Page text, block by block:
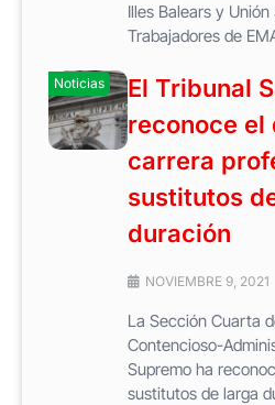
Illes Balears y
Trabajadores de
Noticias
El Tribunal
reconoce el
carrera
sustitutos
duración
NOVIEMBRE 9, 2021
La Sección Cuarta
Contencioso-
Supremo ha
sustitutos de larga